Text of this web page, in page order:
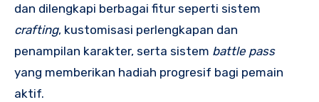
dan dilengkapi berbagai fitur seperti sistem
crafting, kustomisasi perlengkapan dan
penampilan karakter, serta sistem battle pass
yang memberikan hadiah progresif bagi pemain
aktif.